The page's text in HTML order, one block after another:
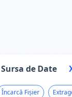
Sursa de Date
Încarcă Fișier